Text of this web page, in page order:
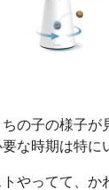
の子の様子が
な時期は特に
やってて、か